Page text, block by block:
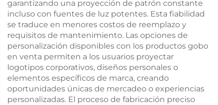
garantizando una proyección de patrón constante
incluso con fuentes de luz potentes. Esta fiabilidad
se traduce en menores costos de reemplazo y
requisitos de mantenimiento. Las opciones de
personalización disponibles con los productos gobo
en venta permiten a los usuarios proyectar
logotipos corporativos, diseños personales o
elementos específicos de marca, creando
oportunidades únicas de mercadeo o experiencias
personalizadas. El proceso de fabricación preciso